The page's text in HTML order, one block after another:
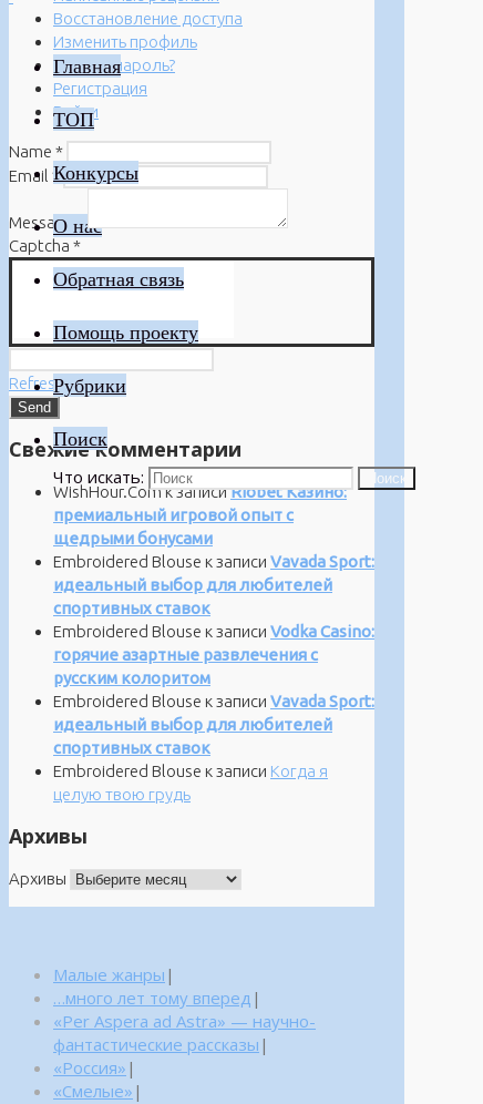
Главная
ТОП
Конкурсы
О нас
Обратная связь
Помощь проекту
Рубрики
Поиск
Что искать: Поиск
Восстановление доступа
Изменить профиль
Забыли пароль?
Регистрация
Войти
Name *
Email *
Message*
Captcha *
Refresh
Свежие комментарии
WishHour.Comк записиRiobet Казино:
премиальный игровой опыт с
щедрыми бонусами
Embroidered Blouse к записи Vavada Sport:
идеальный выбор для любителей
спортивных ставок
Embroidered Blouse к записи Vodka Casino:
горячие азартные развлечения с
русским колоритом
Embroidered Blouse к записи Vavada Sport:
идеальный выбор для любителей
спортивных ставок
Embroidered Blouse к записи Когда я
целую твою грудь
Архивы
Архивы
Малые жанры |
…много лет тому вперед |
«Per Aspera ad Astra» — научно-
фантастические рассказы |
«Россия» |
«Смелые» |